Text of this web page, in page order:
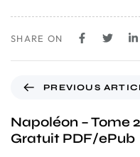
SHARE ON
PREVIOUS
Napoléon – Tome
Gratuit PDF/ePub